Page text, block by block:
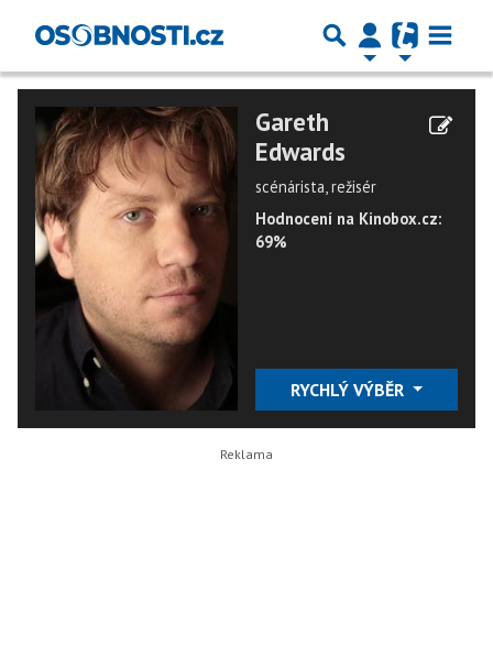
Gareth
Edwards
scénárista, režisér
Hodnocení na Kinobox.cz:
69%
RYCHLÝ VÝBĚR